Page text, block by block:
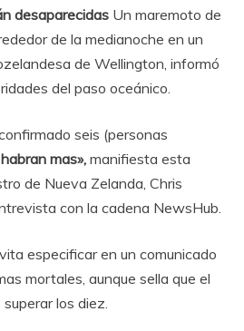
desaparecidas Un maremoto de
de la medianoche en un
de Wellington, informó
del paso oceánico.
seis (personas
mas», manifiesta esta
de Nueva Zelanda, Chris
con la cadena NewsHub.
especificar en un comunicado
mortales, aunque sella que el
los diez.